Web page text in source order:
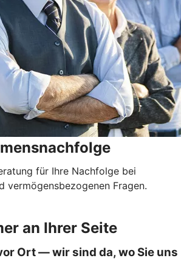
für Ihre Nachfolge bei
vermögensbezogenen Fragen.
an Ihrer Seite
Ort — wir sind da, wo Sie uns